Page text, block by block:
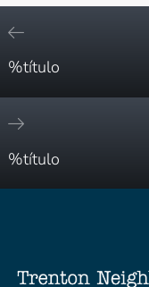
%título
%título